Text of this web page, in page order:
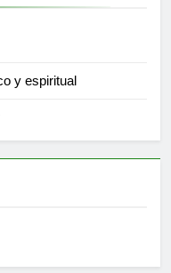
y espiritual